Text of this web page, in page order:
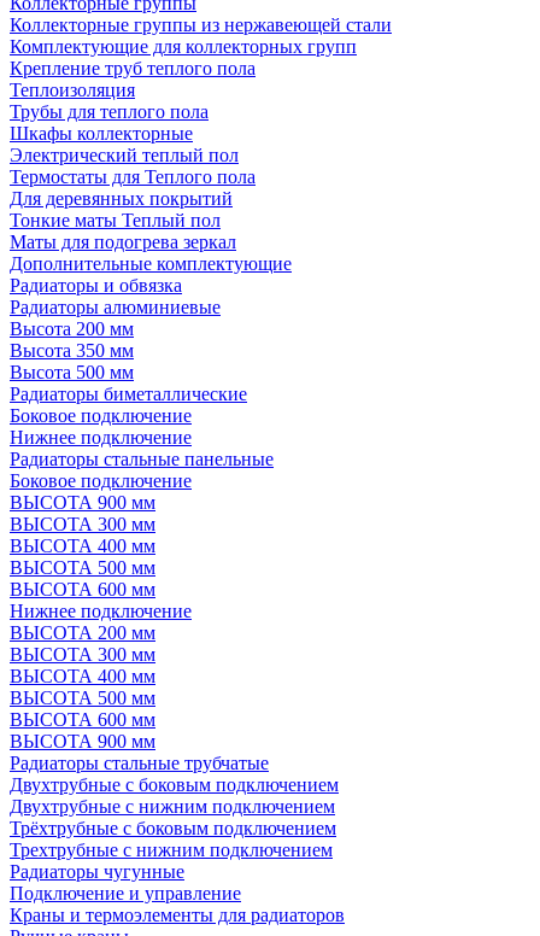
Коллекторные группы из нержавеющей стали
Комплектующие для коллекторных групп
Крепление труб теплого пола
Теплоизоляция
Трубы для теплого пола
Шкафы коллекторные
Электрический теплый пол
Термостаты для Теплого пола
Для деревянных покрытий
Тонкие маты Теплый пол
Маты для подогрева зеркал
Дополнительные комплектующие
Радиаторы и обвязка
Радиаторы алюминиевые
Высота 200 мм
Высота 350 мм
Высота 500 мм
Радиаторы биметаллические
Боковое подключение
Нижнее подключение
Радиаторы стальные панельные
Боковое подключение
ВЫСОТА 900 мм
ВЫСОТА 300 мм
ВЫСОТА 400 мм
ВЫСОТА 500 мм
ВЫСОТА 600 мм
Нижнее подключение
ВЫСОТА 200 мм
ВЫСОТА 300 мм
ВЫСОТА 400 мм
ВЫСОТА 500 мм
ВЫСОТА 600 мм
ВЫСОТА 900 мм
Радиаторы стальные трубчатые
Двухтрубные с боковым подключением
Двухтрубные с нижним подключением
Трёхтрубные с боковым подключением
Трехтрубные с нижним подключением
Радиаторы чугунные
Подключение и управление
Краны и термоэлементы для радиаторов